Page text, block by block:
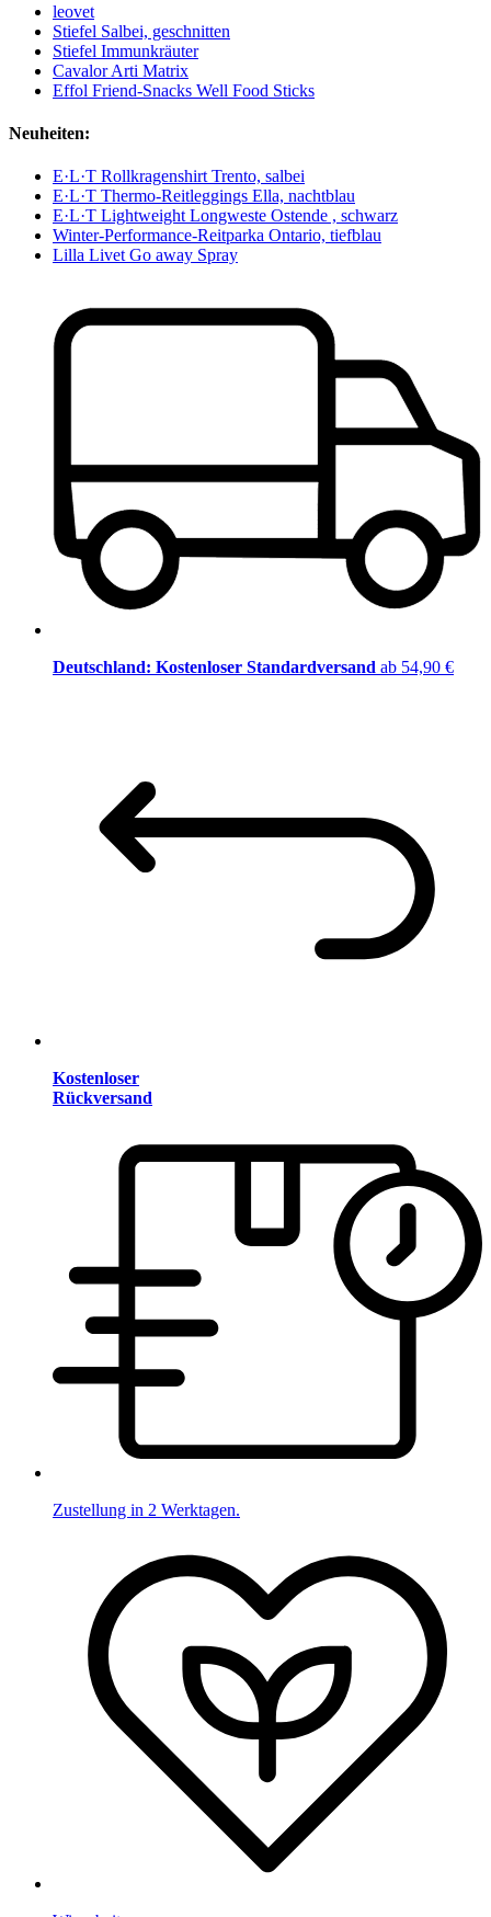
leovet
Stiefel Salbei, geschnitten
Stiefel Immunkräuter
Cavalor Arti Matrix
Effol Friend-Snacks Well Food Sticks
Neuheiten:
E·L·T Rollkragenshirt Trento, salbei
E·L·T Thermo-Reitleggings Ella, nachtblau
E·L·T Lightweight Longweste Ostende , schwarz
Winter-Performance-Reitparka Ontario, tiefblau
Lilla Livet Go away Spray
Deutschland: Kostenloser Standardversand ab 54,90 €
Kostenloser
Rückversand
Zustellung in 2 Werktagen.